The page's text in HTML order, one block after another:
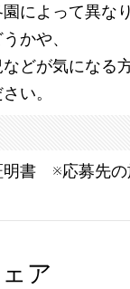
によって異な
かや、
どが気になる
い。
明書 ※応募先の
ア